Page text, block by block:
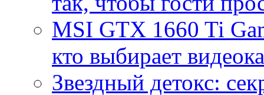
MSI GTX 1660 Ti
кто выбирает
Звездный детокс: